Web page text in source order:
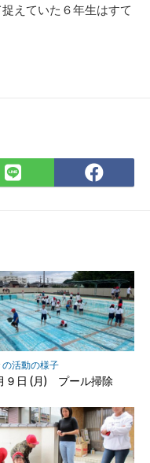
えていた６年生はすて
LINE
で
で
の活動の様子
９日 (月) プール掃除